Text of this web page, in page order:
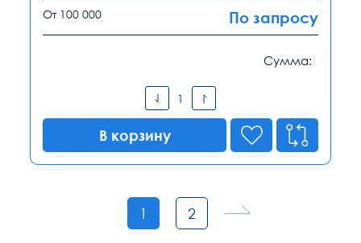
От 100 000 По запросу
Сумма:
В корзину
1 2